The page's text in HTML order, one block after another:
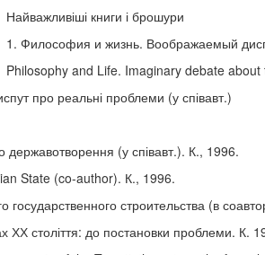
Найважливіші книги і брошури
1. Философия и жизнь. Воображаемый
Philosophy and Life. Imaginary debate
про реальні проблеми (у співавт.)
державотворення (у співавт.). К., 1996.
State (co-author). К., 1996.
государственного строительства (в
ХХ століття: до постановки проблеми. К.